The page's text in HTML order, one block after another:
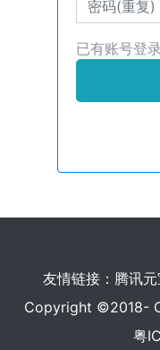
已有账号登录
友情链接： 腾讯元
Copyright ©2018-
粤